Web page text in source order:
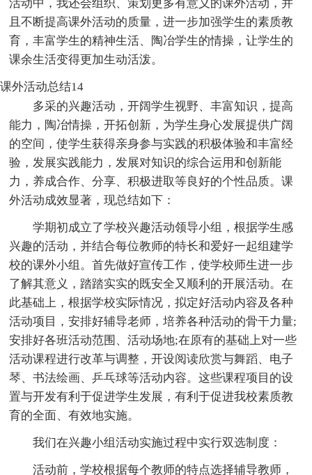
活动中，我还会组织、策划更多有意义的课外活动，并
且不断提高课外活动的质量，进一步加强学生的素质教
育，丰富学生的精神生活、陶冶学生的情操，让学生的
课余生活变得更加生动活泼。
课外活动总结14
多采的兴趣活动，开阔学生视野、丰富知识，提高
能力，陶冶情操，开拓创新，为学生身心发展提供广阔
的空间，使学生获得亲身参与实践的积极体验和丰富经
验，发展实践能力，发展对知识的综合运用和创新能
力，养成合作、分享、积极进取等良好的个性品质。课
外活动成效显著，现总结如下：
学期初成立了学校兴趣活动领导小组，根据学生感
兴趣的活动，并结合每位教师的特长和爱好一起组建学
校的课外小组。首先做好宣传工作，使学校师生进一步
了解其意义，踏踏实实的既安全又顺利的开展活动。在
此基础上，根据学校实际情况，拟定好活动内容及各种
活动项目，安排好辅导老师，培养各种活动的骨干力量;
安排好各班活动范围、活动场地;在原有的基础上对一些
活动课程进行改革与调整，开设阅读欣赏与舞蹈、电子
琴、书法绘画、乒乓球等活动内容。这些课程项目的设
置与开发有利于促进学生发展，有利于促进我校素质教
育的全面、有效地实施。
我们在兴趣小组活动实施过程中实行双选制度：
活动前，学校根据每个教师的特点选择辅导教师，